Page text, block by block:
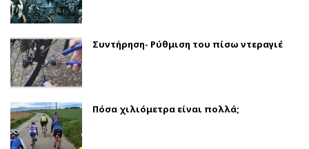
Συντήρηση- Ρύθμιση του πίσω ντεραγιέ
Πόσα χιλιόμετρα είναι πολλά;